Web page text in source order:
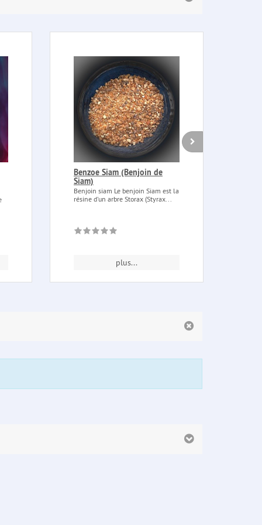
Benzoe Siam (Benjoin de
Siam)
Benjoin siam Le benjoin Siam est la
résine d'un arbre Storax (Styrax...
plus...